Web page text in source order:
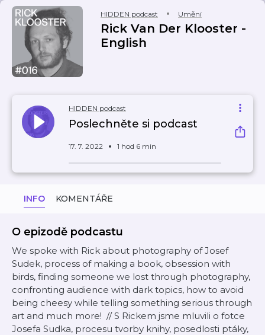
HIDDEN podcast Umění
Rick Van Der Klooster -
English
HIDDEN podcast
Poslechněte si podcast
17. 7. 2022 1 hod 6 min
INFO KOMENTÁŘE
O epizodě podcastu
We spoke with Rick about photography of Josef
Sudek, process of making a book, obsession with
birds, finding someone we lost through photography,
confronting audience with dark topics, how to avoid
being cheesy while telling something serious through
art and much more! // S Rickem jsme mluvili o fotce
Josefa Sudka, procesu tvorby knihy, posedlosti ptáky,